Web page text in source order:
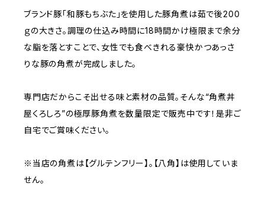
ブランド豚「和豚もちぶた」を使用した豚角煮は茹で後200
ｇの大きさ。調理の仕込み時間に18時間かけ極限まで余分
な脂を落とすことで、女性でも食べきれる豪快かつあっさ
りな豚の角煮が完成しました。
専門店だからこそ出せる味と素材の品質。そんな“角煮丼
屋くろしろ”の極厚豚角煮を数量限定で販売中です！是非ご
自宅でご賞味ください。
※当店の角煮は【グルテンフリー】。【八角】は使用していま
せん。